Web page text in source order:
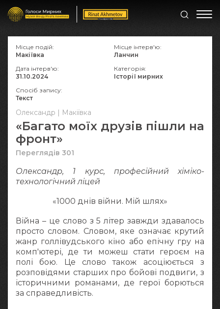
Олександр | Макіївка
«Багато моїх друзів пішли на
фронт»
Переглядів 301
Олександр, 1 курс, професійний хіміко-
технологічний ліцей
«1000 днів війни. Мій шлях»
Війна – це слово з 5 літер завжди здавалось
просто словом. Словом, яке означає крутий
жанр голлівудського кіно або епічну гру на
комп'ютері, де ти можеш стати героєм на
полі бою. Це слово також асоціюється з
розповідями старших про бойові подвиги, з
історичними романами, де герої борються
за справедливість.
Місце подій:
Макіївка
Місце інтерв'ю:
Ланчин
Дата інтерв'ю:
31.10.2024
Категорія:
Історії мирних
Спосіб запису:
Текст